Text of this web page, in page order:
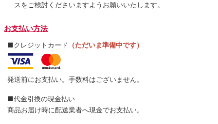
スをご検討くださいますようお願いいたします。
お支払い方法
■クレジットカード （ただいま準備中です）
発送前にお支払い。手数料はございません。
■代金引換の現金払い
商品お届け時に配送業者へ現金でお支払い。